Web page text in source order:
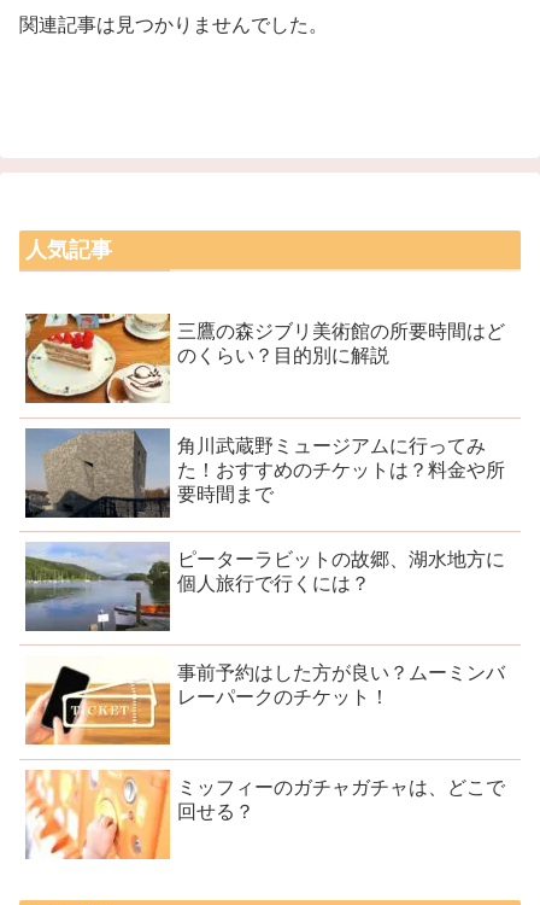
関連記事は見つかりませんでした。
人気記事
三鷹の森ジブリ美術館の所要時間はど
のくらい？目的別に解説
角川武蔵野ミュージアムに行ってみ
た！おすすめのチケットは？料金や所
要時間まで
ピーターラビットの故郷、湖水地方に
個人旅行で行くには？
事前予約はした方が良い？ムーミンバ
レーパークのチケット！
ミッフィーのガチャガチャは、どこで
回せる？